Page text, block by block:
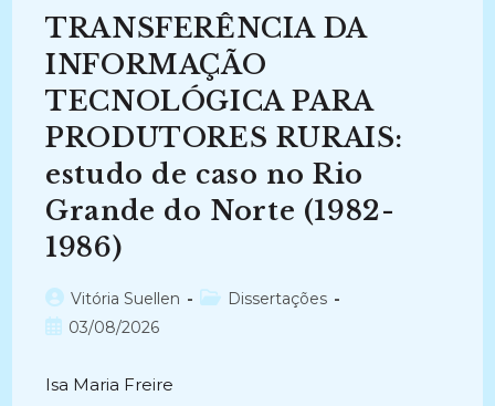
Especificidades
Arquivísticas
(2020-
2023)
TRANSFERÊNCIA DA
INFORMAÇÃO
TECNOLÓGICA PARA
PRODUTORES RURAIS:
estudo de caso no Rio
Grande do Norte (1982-
1986)
Autor
do
Vitória Suellen
Categoria
Dissertações
Post03/08/2026
Isa Maria Freire